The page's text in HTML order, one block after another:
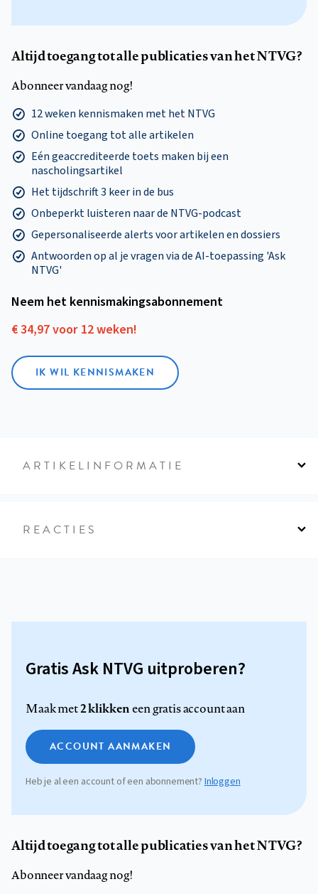
Altijd toegang tot alle publicaties van het NTVG?
Abonneer vandaag nog!
12 weken kennismaken met het NTVG
Online toegang tot alle artikelen
Eén geaccrediteerde toets maken bij een
nascholingsartikel
Het tijdschrift 3 keer in de bus
Onbeperkt luisteren naar de NTVG-podcast
Gepersonaliseerde alerts voor artikelen en dossiers
Antwoorden op al je vragen via de AI-toepassing 'Ask
NTVG'
Neem het kennismakings­abonnement
€ 34,97 voor 12 weken!
IK WIL KENNISMAKEN
ARTIKELINFORMATIE
REACTIES
Gratis Ask NTVG uitproberen?
Maak met2 klikkeneen gratis account aan
ACCOUNT AANMAKEN
Heb je al een account of een abonnement?Inloggen
Altijd toegang tot alle publicaties van het NTVG?
Abonneer vandaag nog!